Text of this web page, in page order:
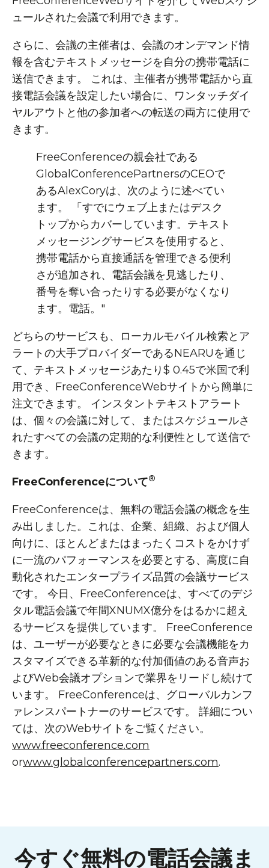
ュールされた会議で利用できます。
さらに、会議の主催者は、会議のオンデマンド情
報を含むテキストメッセージを自分の携帯電話に
送信できます。 これは、主催者が携帯電話から直
接電話会議を設定したい場合に、ワンタッチダイ
ヤルアウトと他の参加者への転送の両方に使用で
きます。
FreeConferenceの親会社である
GlobalConferencePartnersのCEOで
あるAlexCoryは、次のように述べてい
ます。 「すでにウェブ上またはデスク
トップからカバーしています。テキスト
メッセージングサービスを使用すると、
携帯電話から直接通話を管理できる便利
さが追加され、電話会議を見逃したり、
番号を奪い合ったりする必要がなくなり
ます。電話。"
どちらのサービスも、ローカルモバイル検索とア
ラートの大手プロバイダーであるNEARUを通じ
て、テキストメッセージあたり$ 0.45で米国で利
用でき、FreeConferenceWebサイトから簡単に
注文できます。 インスタントテキストアラート
は、個々の会議に対して、またはスケジュールさ
れたすべての会議の定期的な利便性として送信で
きます。
FreeConferenceについて®
FreeConferenceは、無料の電話会議の概念を生
み出しました。これは、企業、組織、および個人
向けに、ほとんどまたはまったくコストをかけず
に一流のパフォーマンスを必要とする、高度に自
動化されたエンタープライズ品質の会議サービス
です。 今日、FreeConferenceは、すべてのデジ
タル電話会議で年間XNUMX億分をはるかに超え
るサービスを提供しています。 FreeConference
は、ユーザーが必要なときに必要な会議機能をカ
スタマイズできる革新的な付加価値のある音声お
よびWeb会議オプションで業界をリードし続けて
います。 FreeConferenceは、グローバルカンフ
ァレンスパートナーのサービスです。 詳細につい
ては、次のWebサイトをご覧ください。
www.freeconference.com
orwww.globalconferencepartners.com.
今すぐ無料の電話会議ま